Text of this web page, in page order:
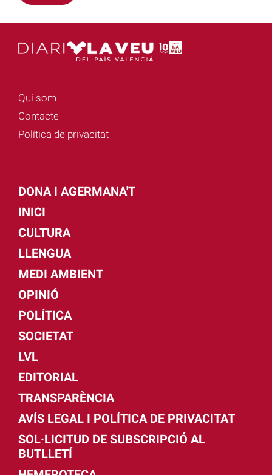
Qui som
Contacte
Política de privacitat
DONA I AGERMANA'T
INICI
CULTURA
LLENGUA
MEDI AMBIENT
OPINIÓ
POLÍTICA
SOCIETAT
LVL
EDITORIAL
TRANSPARÈNCIA
AVÍS LEGAL I POLÍTICA DE PRIVACITAT
SOL·LICITUD DE SUBSCRIPCIÓ AL
BUTLLETÍ